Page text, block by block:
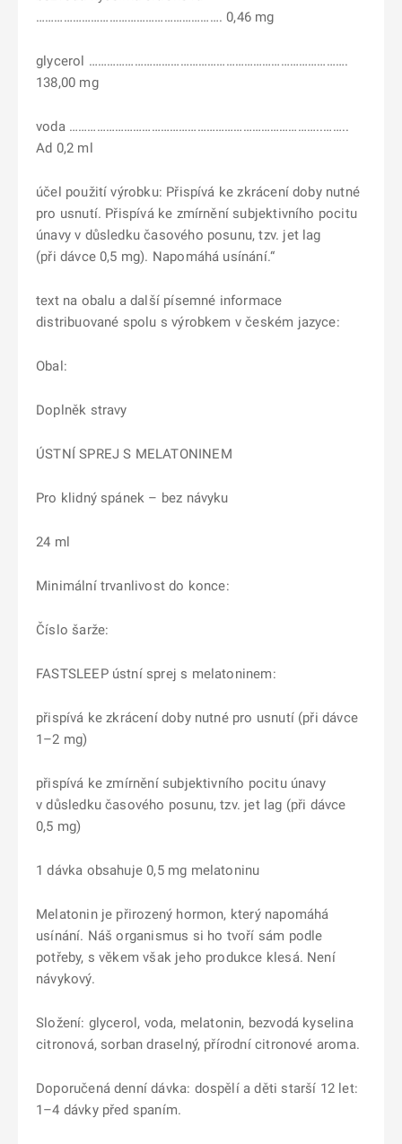
……………………………………………………. 0,46 mg
glycerol ………………………………………………………………………….
138,00 mg
voda ………………………………………………………………………..……..
Ad 0,2 ml
účel použití výrobku: Přispívá ke zkrácení doby nutné
pro usnutí. Přispívá ke zmírnění subjektivního pocitu
únavy v důsledku časového posunu, tzv. jet lag
(při dávce 0,5 mg). Napomáhá usínání.“
text na obalu a další písemné informace
distribuované spolu s výrobkem v českém jazyce:
Obal:
Doplněk stravy
ÚSTNÍ SPREJ S MELATONINEM
Pro klidný spánek – bez návyku
24 ml
Minimální trvanlivost do konce:
Číslo šarže:
FASTSLEEP ústní sprej s melatoninem:
přispívá ke zkrácení doby nutné pro usnutí (při dávce
1–2 mg)
přispívá ke zmírnění subjektivního pocitu únavy
v důsledku časového posunu, tzv. jet lag (při dávce
0,5 mg)
1 dávka obsahuje 0,5 mg melatoninu
Melatonin je přirozený hormon, který napomáhá
usínání. Náš organismus si ho tvoří sám podle
potřeby, s věkem však jeho produkce klesá. Není
návykový.
Složení: glycerol, voda, melatonin, bezvodá kyselina
citronová, sorban draselný, přírodní citronové aroma.
Doporučená denní dávka: dospělí a děti starší 12 let:
1–4 dávky před spaním.